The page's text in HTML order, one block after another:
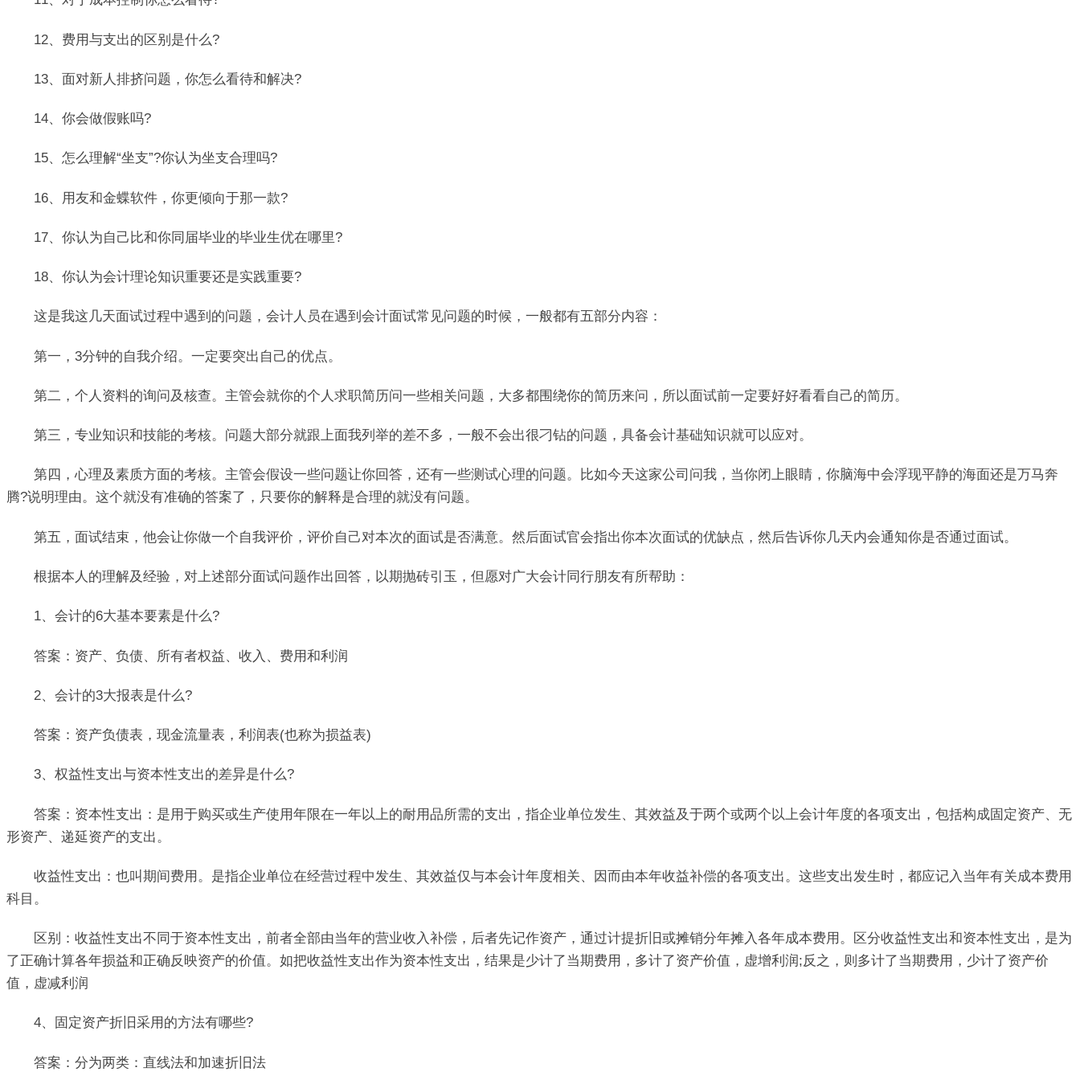
12、费用与支出的区别是什么?
13、面对新人排挤问题，你怎么看待和解决?
14、你会做假账吗?
15、怎么理解“坐支”?你认为坐支合理吗?
16、用友和金蝶软件，你更倾向于那一款?
17、你认为自己比和你同届毕业的毕业生优在哪里?
18、你认为会计理论知识重要还是实践重要?
这是我这几天面试过程中遇到的问题，会计人员在遇到会计面试常见问题的时候，一般都有五部分内容：
第一，3分钟的自我介绍。一定要突出自己的优点。
第二，个人资料的询问及核查。主管会就你的个人求职简历问一些相关问题，大多都围绕你的简历来问，所以面试前一定要好好看看自己的简历。
第三，专业知识和技能的考核。问题大部分就跟上面我列举的差不多，一般不会出很刁钻的问题，具备会计基础知识就可以应对。
第四，心理及素质方面的考核。主管会假设一些问题让你回答，还有一些测试心理的问题。比如今天这家公司问我，当你闭上眼睛，你脑海中会浮现平静的海面还是万马奔
腾?说明理由。这个就没有准确的答案了，只要你的解释是合理的就没有问题。
第五，面试结束，他会让你做一个自我评价，评价自己对本次的面试是否满意。然后面试官会指出你本次面试的优缺点，然后告诉你几天内会通知你是否通过面试。
根据本人的理解及经验，对上述部分面试问题作出回答，以期抛砖引玉，但愿对广大会计同行朋友有所帮助：
1、会计的6大基本要素是什么?
答案：资产、负债、所有者权益、收入、费用和利润
2、会计的3大报表是什么?
答案：资产负债表，现金流量表，利润表(也称为损益表)
3、权益性支出与资本性支出的差异是什么?
答案：资本性支出：是用于购买或生产使用年限在一年以上的耐用品所需的支出，指企业单位发生、其效益及于两个或两个以上会计年度的各项支出，包括构成固定资产、无
形资产、递延资产的支出。
收益性支出：也叫期间费用。是指企业单位在经营过程中发生、其效益仅与本会计年度相关、因而由本年收益补偿的各项支出。这些支出发生时，都应记入当年有关成本费用
科目。
区别：收益性支出不同于资本性支出，前者全部由当年的营业收入补偿，后者先记作资产，通过计提折旧或摊销分年摊入各年成本费用。区分收益性支出和资本性支出，是为
了正确计算各年损益和正确反映资产的价值。如把收益性支出作为资本性支出，结果是少计了当期费用，多计了资产价值，虚增利润;反之，则多计了当期费用，少计了资产价
值，虚减利润
4、固定资产折旧采用的方法有哪些?
答案：分为两类：直线法和加速折旧法